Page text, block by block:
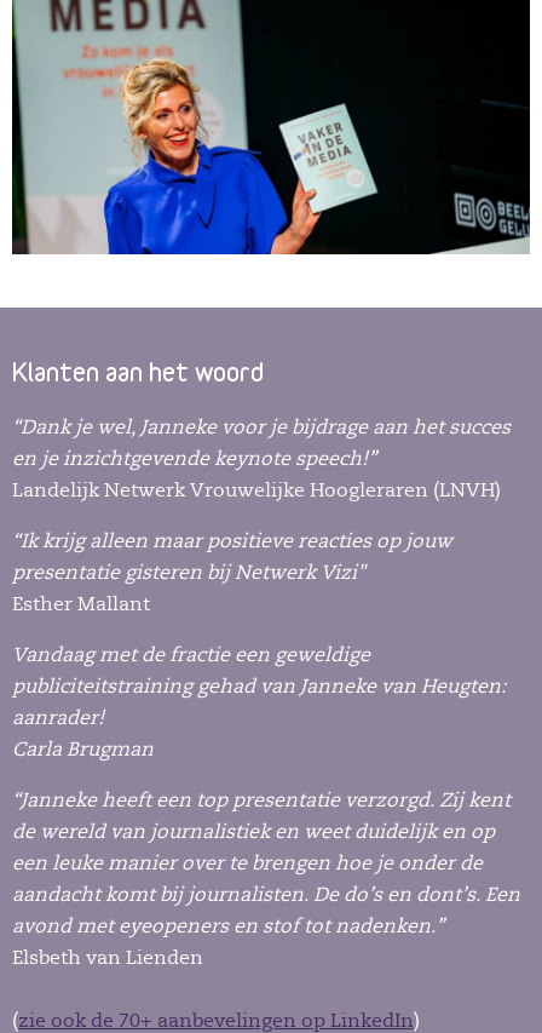
Klanten aan het woord
“Dank je wel, Janneke voor je bijdrage aan het succes
en je inzichtgevende keynote speech!”
Landelijk Netwerk Vrouwelijke Hoogleraren (LNVH)
“Ik krijg alleen maar positieve reacties op jouw
presentatie gisteren bij Netwerk Vizi"
‏Esther Mallant
Vandaag met de fractie een geweldige
publiciteitstraining gehad van Janneke van Heugten:
aanrader!
Carla Brugman
“Janneke heeft een top presentatie verzorgd. Zij kent
de wereld van journalistiek en weet duidelijk en op
een leuke manier over te brengen hoe je onder de
aandacht komt bij journalisten. De do’s en dont’s. Een
avond met eyeopeners en stof tot nadenken.”
Elsbeth van Lienden
(zie ook de 70+ aanbevelingen op LinkedIn)